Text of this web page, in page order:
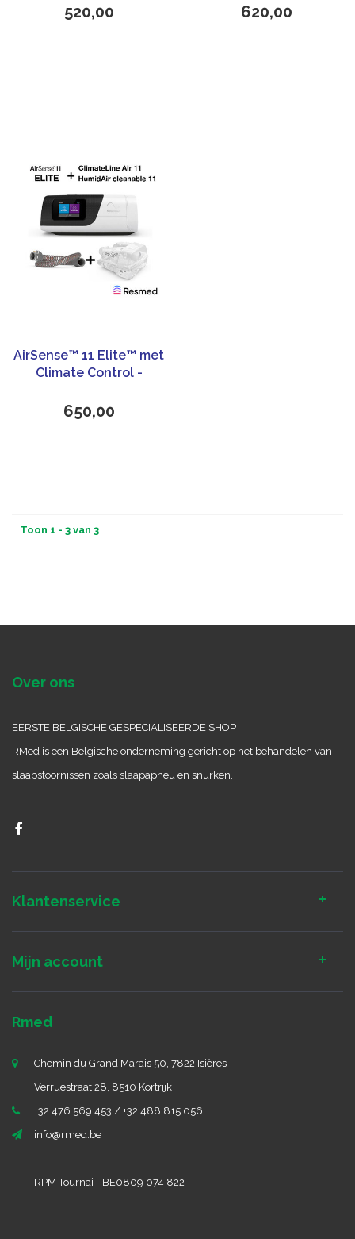
520,00
Cleanable
620,00
AirSense™ 11 Elite™ met
Climate Control -
650,00
Toon 1 - 3 van 3
Over ons
EERSTE BELGISCHE GESPECIALISEERDE SHOP
RMed is een Belgische onderneming gericht op het behandelen van
slaapstoornissen zoals slaapapneu en snurken.
Klantenservice
Mijn account
Rmed
Chemin du Grand Marais 50, 7822 Isières
Verruestraat 28, 8510 Kortrijk
+32 476 569 453 / +32 488 815 056
info@rmed.be
RPM Tournai - BE0809 074 822